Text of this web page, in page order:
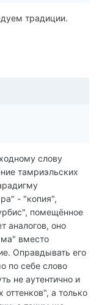
традиции.
слову
тамриэльских
- "копия",
помещённое
аналогов, оно
вместо
Оправдывать его
по себе слово
не аутентично и
оттенков", а только